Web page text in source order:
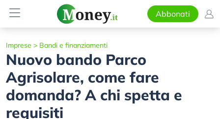
Abbonati
Imprese > Bandi e finanziamenti
Nuovo bando Parco
Agrisolare, come fare
domanda? A chi spetta e
requisiti